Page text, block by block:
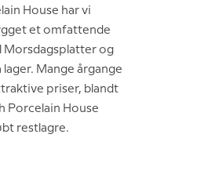
House har vi
et omfattende
Morsdagsplatter og
Mange årgange
priser, blandt
Porcelain House
restlagre.